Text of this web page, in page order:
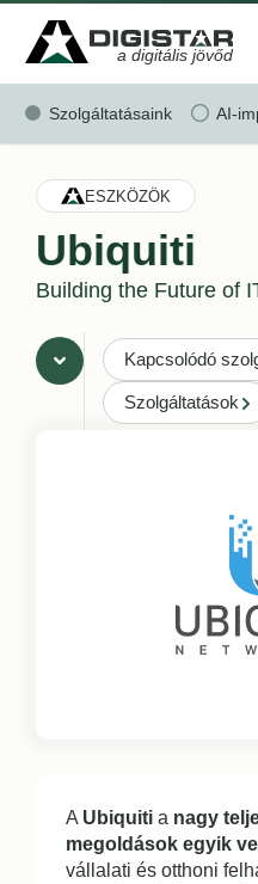
a digitális jövőd
Szolgáltatásaink AI-
ESZKÖZÖK
Ubiquiti
Building the Future of
Kapcsolódó
Szolgáltatások
A Ubiquiti a nagy
megoldások egyik
vállalati és otthoni